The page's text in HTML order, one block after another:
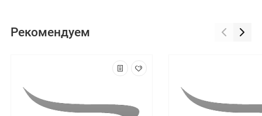
Рекомендуем